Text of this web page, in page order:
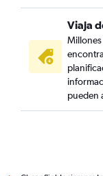
Viaja
Millones
pueden